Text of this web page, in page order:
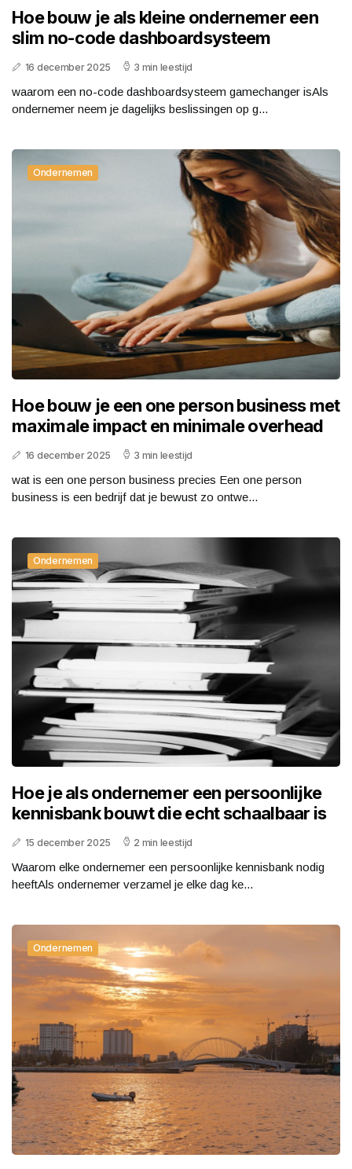
Hoe bouw je als kleine ondernemer een
slim no-code dashboardsysteem
16 december 2025 3 min leestijd
waarom een no-code dashboardsysteem gamechanger isAls
ondernemer neem je dagelijks beslissingen op g...
Ondernemen
Hoe bouw je een one person business met
maximale impact en minimale overhead
16 december 2025 3 min leestijd
wat is een one person business precies Een one person
business is een bedrijf dat je bewust zo ontwe...
Ondernemen
Hoe je als ondernemer een persoonlijke
kennisbank bouwt die echt schaalbaar is
15 december 2025 2 min leestijd
Waarom elke ondernemer een persoonlijke kennisbank nodig
heeftAls ondernemer verzamel je elke dag ke...
Ondernemen